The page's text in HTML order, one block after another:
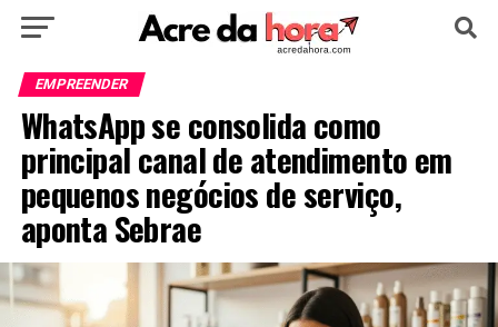
HOME
EDUCAÇÃO NOTÍCIA MUNDO
EMPREENDER
WhatsApp se consolida como
principal canal de atendimento em
pequenos negócios de serviço,
aponta Sebrae